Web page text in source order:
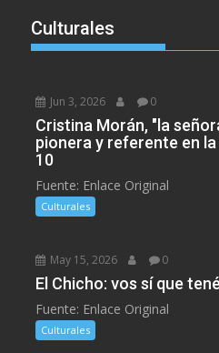
Culturales
Jun 3, 2026 0
Cristina Morán, "la
pionera y referente en
10
Fuente: Enlace Original
Culturales
May 15, 2026 0
El Chicho: vos sí que
Fuente: Enlace Original
Culturales